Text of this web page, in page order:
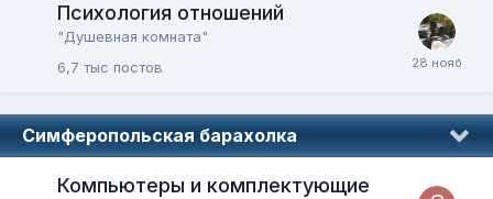
Психология отношений
"Душевная комната"
6,7 тыс постов
Симферопольская барахолка
Компьютеры и комплектующие